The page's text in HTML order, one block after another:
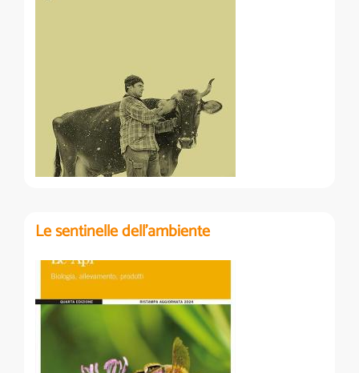
Le sentinelle dell'ambiente